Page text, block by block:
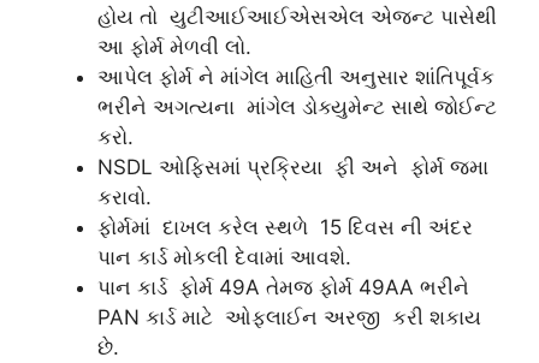
હોય તો યુટીઆઈઆઈએસએલ એજન્ટ પાસેથી
આ ફોર્મ મેળવી લો.
આપેલ ફોર્મ ને માંગેલ માહિતી અનુસાર શાંતિપૂર્વક
ભરીને અગત્યના માંગેલ ડોક્યુમેન્ટ સાથે જોઈન્ટ
કરો.
NSDL ઓફિસમાં પ્રક્રિયા ફી અને ફોર્મ જમા
કરાવો.
ફોર્મમાં દાખલ કરેલ સ્થળે 15 દિવસ ની અંદર
પાન કાર્ડ મોકલી દેવામાં આવશે.
પાન કાર્ડ ફોર્મ 49A તેમજ ફોર્મ 49AA ભરીને
PAN કાર્ડ માટે ઓફલાઈન અરજી કરી શકાય
છે.